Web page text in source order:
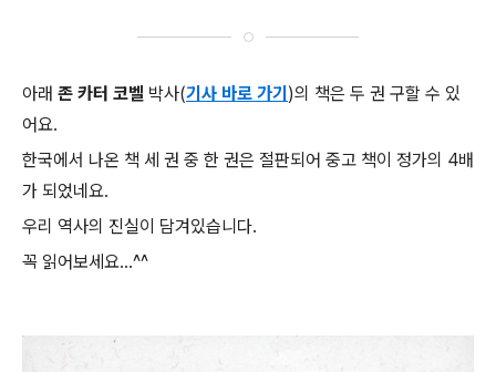
아래 존 카터 코벨 박사(기사 바로 가기 )의 책은 두 권 구할 수 있
어요.
한국에서 나온 책 세 권 중 한 권은 절판되어 중고 책이 정가의 4배
가 되었네요.
우리 역사의 진실이 담겨있습니다.
꼭 읽어보세요...^^